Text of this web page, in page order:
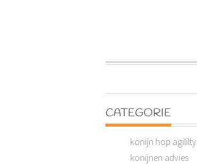
CATEGORIE
konijn hop agililty
konijnen advies